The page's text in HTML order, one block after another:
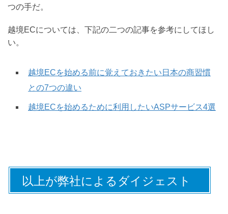
つの手だ。
越境ECについては、下記の二つの記事を参考にしてほし
い。
越境ECを始める前に覚えておきたい日本の商習慣
との7つの違い
越境ECを始めるために利用したいASPサービス4選
以上が弊社によるダイジェスト